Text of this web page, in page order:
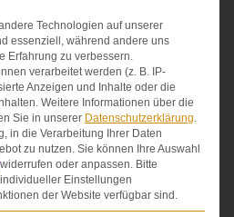
und Auto
Beschluss vom 08. Juni
Verkehrsunfall
und einem Auto kommt
der Haftung aus
fahrlässigem Verhalten
Eine Feststellungsklage
Technologien auf unserer
essenziell, während andere uns
Erfahrung zu verbessern.
verarbeitet werden (z. B. IP-
Anzeigen und Inhalte oder die
Weitere Informationen über die
Sie in unserer Datenschutzerklärung.
in die Verarbeitung Ihrer Daten
zu nutzen. Sie können Ihre Auswahl
widerrufen oder anpassen. Bitte
Einstellungen
der Website verfügbar sind.